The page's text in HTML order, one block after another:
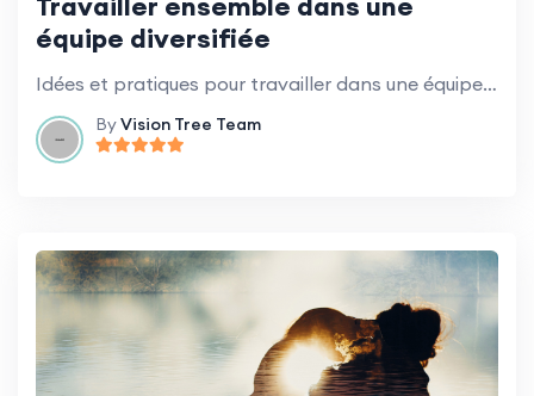
équipe diversifiée
Idées et pratiques pour travailler dans une équipe diversifiée de bénévoles.
ByVision Tree Team